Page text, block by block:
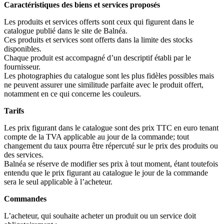
Caractéristiques des biens et services proposés
Les produits et services offerts sont ceux qui figurent dans le
catalogue publié dans le site de Balnéa.
Ces produits et services sont offerts dans la limite des stocks
disponibles.
Chaque produit est accompagné d’un descriptif établi par le
fournisseur.
Les photographies du catalogue sont les plus fidèles possibles mais
ne peuvent assurer une similitude parfaite avec le produit offert,
notamment en ce qui concerne les couleurs.
Tarifs
Les prix figurant dans le catalogue sont des prix TTC en euro tenant
compte de la TVA applicable au jour de la commande; tout
changement du taux pourra être répercuté sur le prix des produits ou
des services.
Balnéa se réserve de modifier ses prix à tout moment, étant toutefois
entendu que le prix figurant au catalogue le jour de la commande
sera le seul applicable à l’acheteur.
Commandes
L’acheteur, qui souhaite acheter un produit ou un service doit